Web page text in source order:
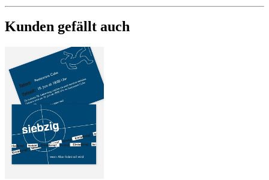
Kunden gefällt auch